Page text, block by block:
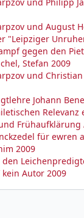
und August
"Leipziger
gegen den
Stefan 2009
und
Johann
Frühaufklärung
für ewren
2009
Autor 2009